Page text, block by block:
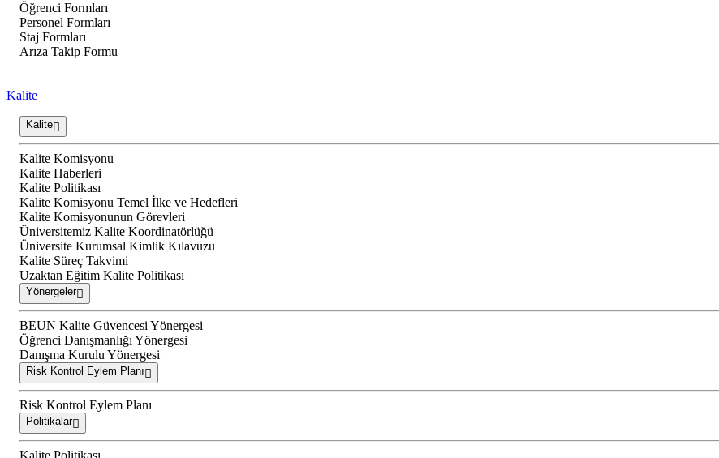
Öğrenci Formları
Personel Formları
Staj Formları
Arıza Takip Formu
Kalite
Kalite
Kalite Komisyonu
Kalite Haberleri
Kalite Politikası
Kalite Komisyonu Temel İlke ve Hedefleri
Kalite Komisyonunun Görevleri
Üniversitemiz Kalite Koordinatörlüğü
Üniversite Kurumsal Kimlik Kılavuzu
Kalite Süreç Takvimi
Uzaktan Eğitim Kalite Politikası
Yönergeler
BEUN Kalite Güvencesi Yönergesi
Öğrenci Danışmanlığı Yönergesi
Danışma Kurulu Yönergesi
Risk Kontrol Eylem Planı
Risk Kontrol Eylem Planı
Politikalar